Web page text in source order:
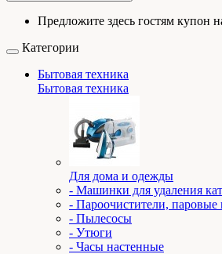
Предложите здесь гостям купон
Категории
Бытовая техника
Бытовая техника
Для дома и одежды
- Машинки для удаления
- Пароочистители,
- Пылесосы
- Утюги
- Часы настенные